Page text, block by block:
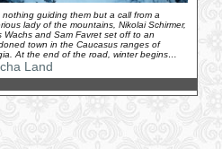
Холденер: «Мы ценим каждую
которую можем провести
(2026-07-28)
курорте Грузии Гудаури
дороги заменят на
(2026-07-28)
Уайлз: неожиданное
во время похода
2026-
nothing guiding them but a call from a
lady of the mountains, Nikolai Schirmer,
Wachs and Sam Favret set off to an
town in the Caucasus ranges of
At the end of the road, winter begins…
Land